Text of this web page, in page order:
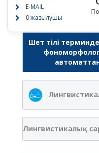
E-MAIL
0 жазылушы
Шет тілі
Лингвистикалық